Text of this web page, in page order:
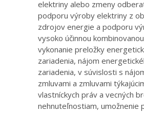
elektriny alebo zmeny
podporu výroby elektriny z
zdrojov energie a podporu
vysoko účinnou
vykonanie preložky
zariadenia, nájom
zariadenia, v súvislosti s
zmluvami a zmluvami
vlastníckych práv a vecných
nehnuteľnostiam, umožnenie